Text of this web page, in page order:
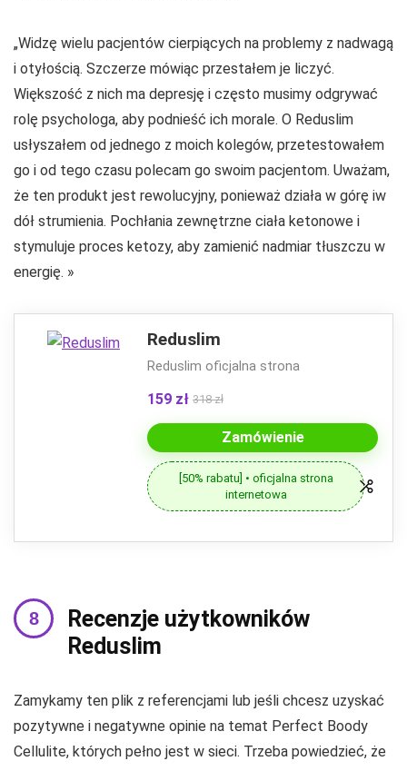
„Widzę wielu pacjentów cierpiących na problemy z nadwagą
i otyłością. Szczerze mówiąc przestałem je liczyć.
Większość z nich ma depresję i często musimy odgrywać
rolę psychologa, aby podnieść ich morale. O Reduslim
usłyszałem od jednego z moich kolegów, przetestowałem
go i od tego czasu polecam go swoim pacjentom. Uważam,
że ten produkt jest rewolucyjny, ponieważ działa w górę iw
dół strumienia. Pochłania zewnętrzne ciała ketonowe i
stymuluje proces ketozy, aby zamienić nadmiar tłuszczu w
energię. »
Reduslim
Reduslim oficjalna strona
159 zł 318 zł
Zamówienie
[50% rabatu] • oficjalna strona
internetowa
Recenzje użytkowników
Reduslim
Zamykamy ten plik z referencjami lub jeśli chcesz uzyskać
pozytywne i negatywne opinie na temat Perfect Boody
Cellulite, których pełno jest w sieci. Trzeba powiedzieć, że